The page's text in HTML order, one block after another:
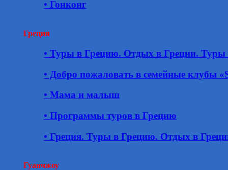
• Гонконг
Греция
• Туры в Грецию. Отдых в Греции.
• Добро пожаловать в семейные клубы
• Мама и малыш
• Программы туров в Грецию
• Греция. Туры в Грецию. Отдых в
Гуанчжоу